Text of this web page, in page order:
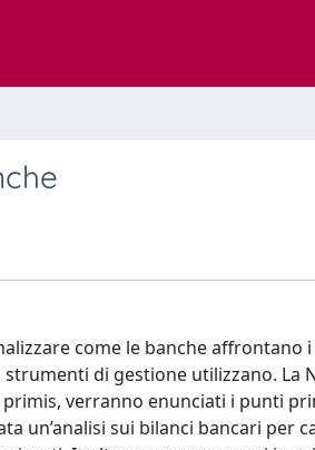
come le banche
di gestione utilizzano. La
verranno enunciati i punti
un’analisi sui bilanci bancari per